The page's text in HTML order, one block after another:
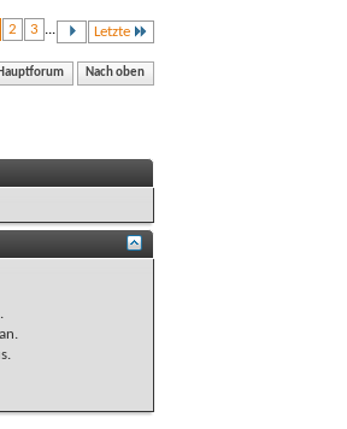
2 3 ... Letzte
Hauptforum Nach oben
.
an.
.